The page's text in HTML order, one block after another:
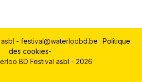
asbl - festival@waterloobd.be -Politique
des cookies-
BD Festival asbl - 2026